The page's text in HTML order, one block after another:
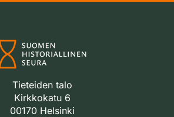
Tieteiden talo
Kirkkokatu 6
00170 Helsinki